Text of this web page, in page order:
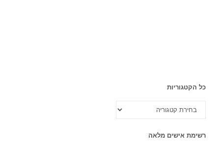
כל הקטגוריות
הקטגוריות
רשימת אישים מלאה